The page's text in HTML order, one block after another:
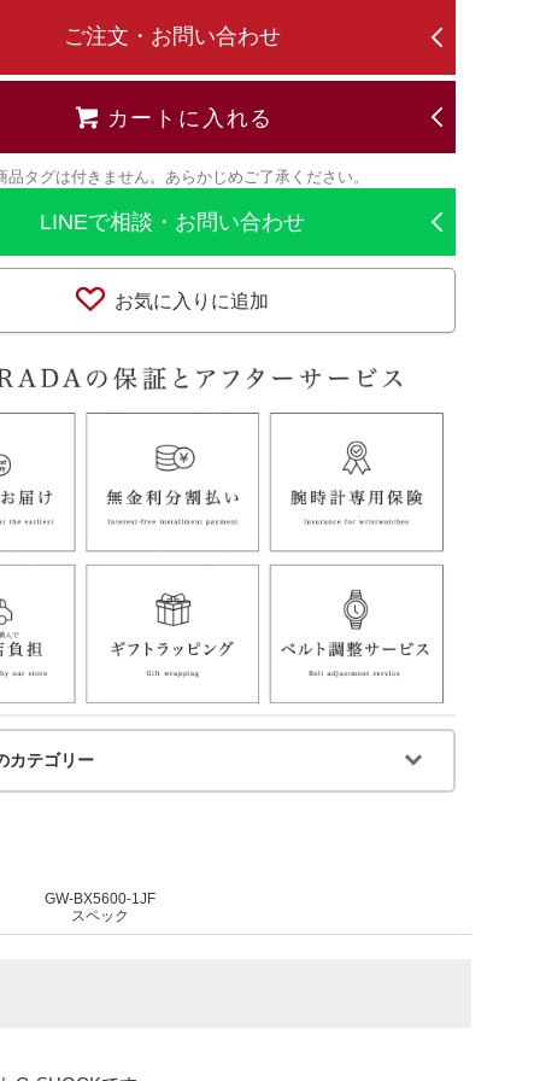
ご注文・お問い合わせ
カートに入れる
タグは付きません。あらかじめご了承ください。
LINEで相談・お問い合わせ
お気に入りに追加
カテゴリー
GW-BX5600-1JF
スペック